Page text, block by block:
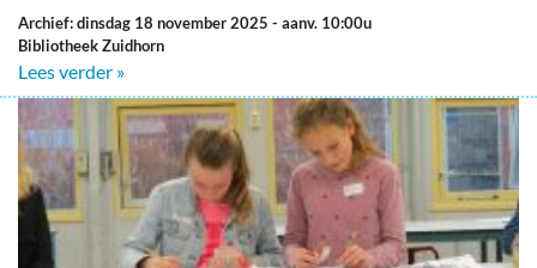
Archief: dinsdag 18 november 2025 - aanv. 10:00u
Bibliotheek Zuidhorn
Lees verder »